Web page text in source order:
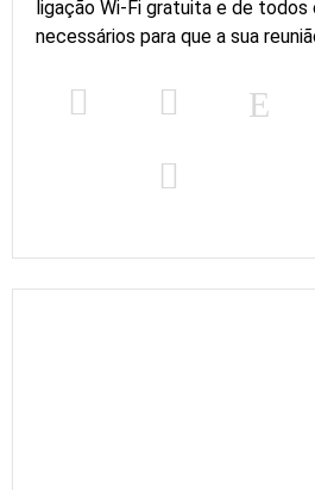
ligação Wi-Fi gratuita e de todos
necessários para que a sua